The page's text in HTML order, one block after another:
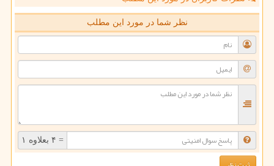
نظر شما در مورد این مطلب
= ۴ بعلاوه ۱